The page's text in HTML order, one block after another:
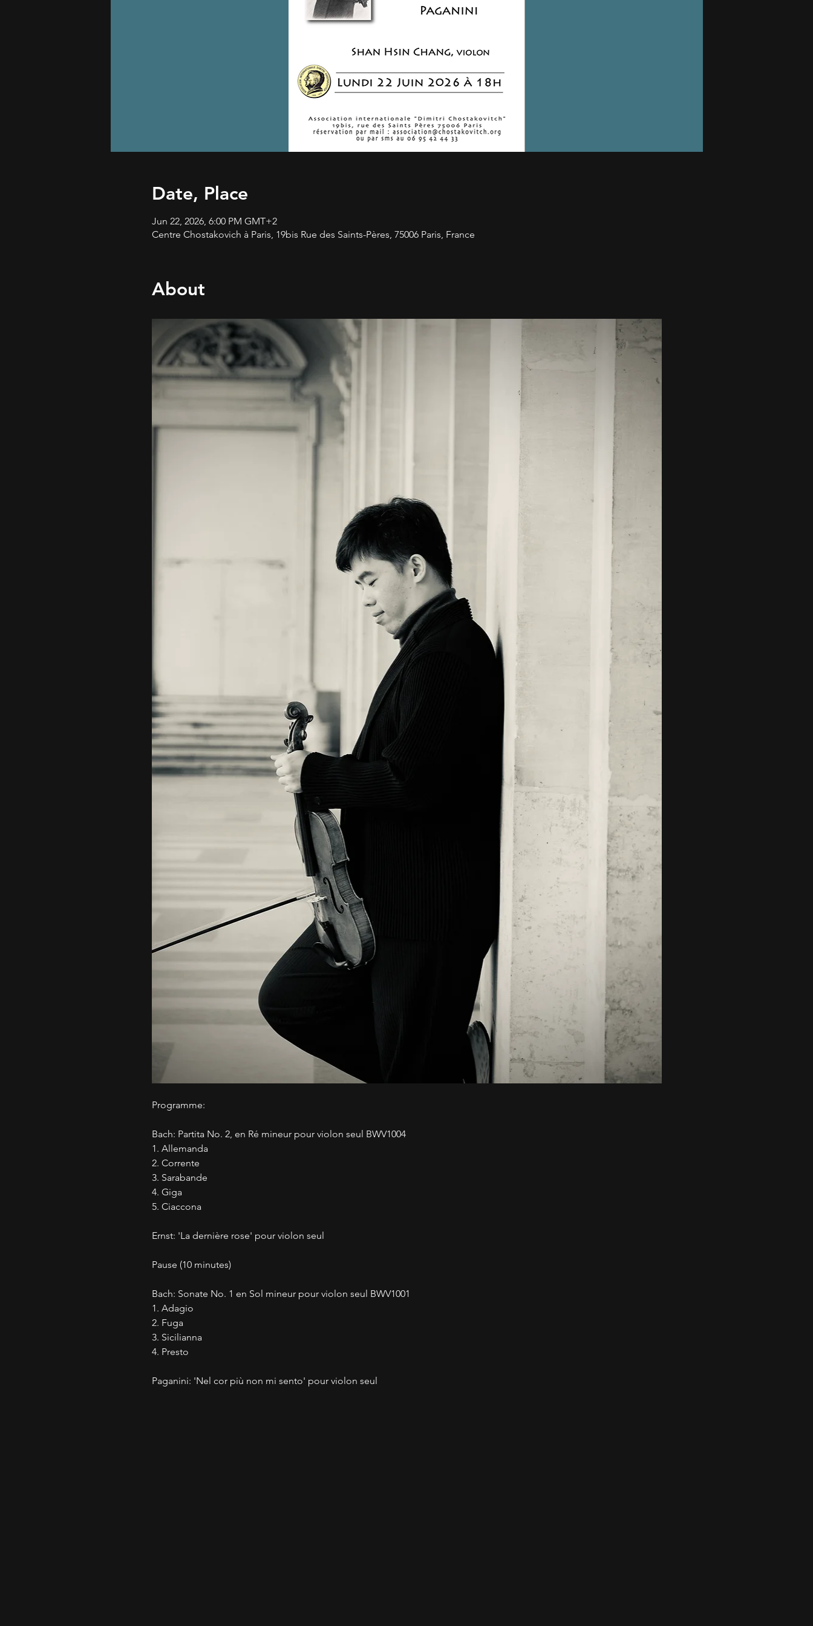
Date, Place
Jun 22, 2026, 6:00 PM GMT+2
Centre Chostakovich à Paris, 19bis Rue des Saints-Pères, 75006 Paris, France
About
Programme:
Bach: Partita No. 2, en Ré mineur pour violon seul BWV1004
1. Allemanda
2. Corrente
3. Sarabande
4. Giga
5. Ciaccona
Ernst: 'La dernière rose' pour violon seul
Pause (10 minutes)
Bach: Sonate No. 1 en Sol mineur pour violon seul BWV1001
1. Adagio
2. Fuga
3. Sicilianna
4. Presto
Paganini: 'Nel cor più non mi sento' pour violon seul